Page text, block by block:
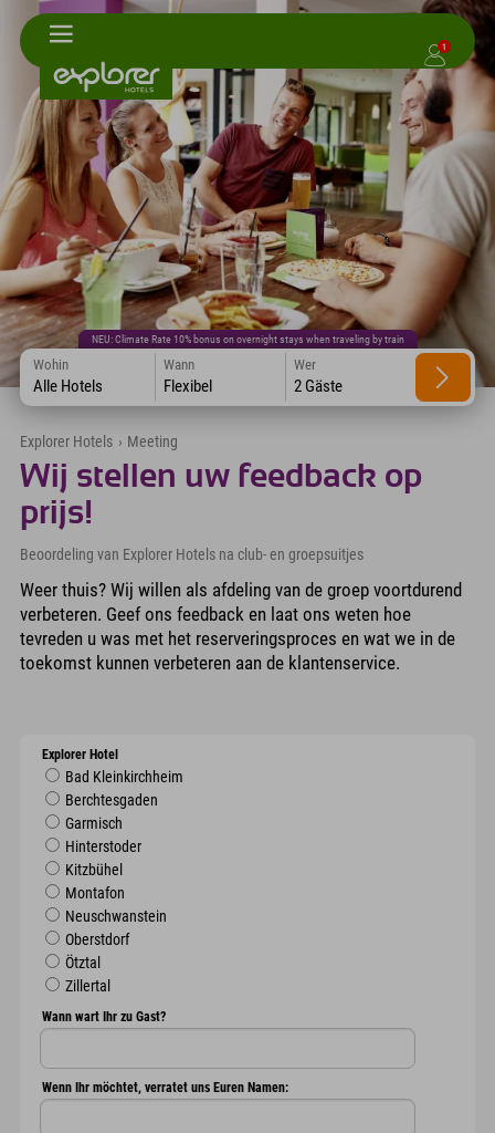
1
NEU: Climate Rate 10% bonus on overnight stays when traveling by train
Wohin
Alle Hotels
Wann
Flexibel
Wer
2 Gäste
Explorer Hotels › Meeting
Wij stellen uw feedback op
prijs!
Beoordeling van Explorer Hotels na club- en groepsuitjes
Weer thuis? Wij willen als afdeling van de groep voortdurend
verbeteren. Geef ons feedback en laat ons weten hoe
tevreden u was met het reserveringsproces en wat we in de
toekomst kunnen verbeteren aan de klantenservice.
Explorer Hotel
Bad Kleinkirchheim
Berchtesgaden
Garmisch
Hinterstoder
Kitzbühel
Montafon
Neuschwanstein
Oberstdorf
Ötztal
Zillertal
Wann wart Ihr zu Gast?
Wenn Ihr möchtet, verratet uns Euren Namen: